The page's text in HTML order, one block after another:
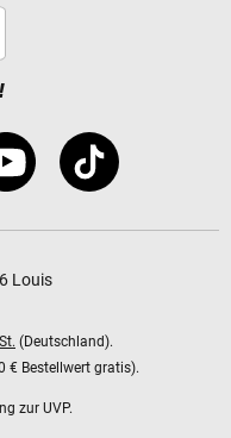
Louis
(Deutschland).
€ Bestellwert gratis).
zur UVP.